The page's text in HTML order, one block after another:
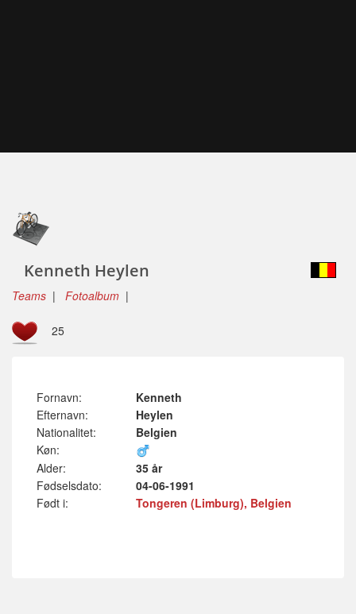
Kenneth Heylen
Teams | Fotoalbum |
25
Fornavn:
Kenneth
Efternavn:
Heylen
Nationalitet:
Belgien
Køn:
Alder:
35 år
Fødselsdato:
04-06-1991
Født i:
Tongeren (Limburg), Belgien